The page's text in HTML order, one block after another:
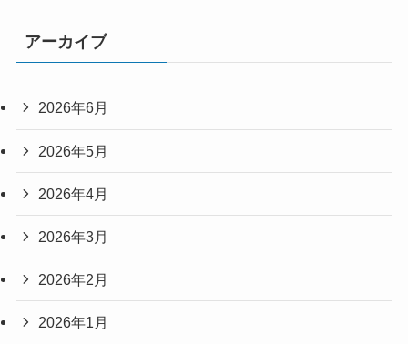
アーカイブ
2026年6月
2026年5月
2026年4月
2026年3月
2026年2月
2026年1月